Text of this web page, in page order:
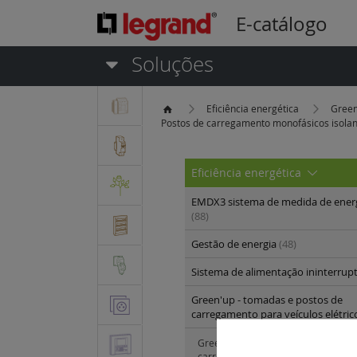
E-catálogo
Soluções
Eficiência energética
Postos de carregamento monofásicos
Eficiência energética
EMDX3 sistema de medida de
(88)
Gestão de energia (48)
Sistema de alimentação
Green'up - tomadas e postos de
carregamento para veículos
Green'up Access - kit pronto a